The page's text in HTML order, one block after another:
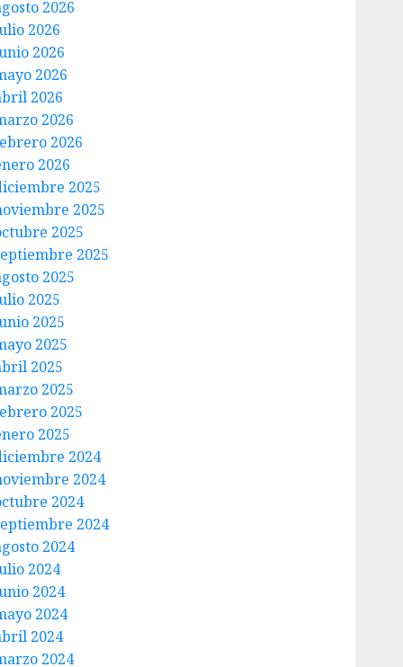
2026
2026
2026
2026
2026
2026
2026
2026
2025
2025
2025
2025
2025
2025
2025
2025
2025
2025
2025
2025
2024
2024
2024
2024
2024
2024
2024
2024
2024
2024